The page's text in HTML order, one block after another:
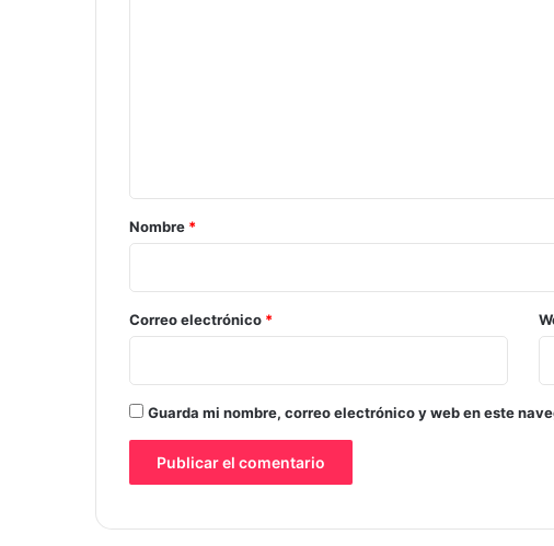
r
o
*
Nombre *
Correo electrónico *
Guarda mi nombre, correo electrónico y web en este